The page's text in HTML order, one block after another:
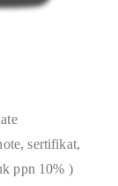
sertifikat,
ppn 10% )